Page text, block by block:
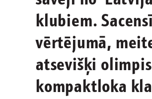
klubiem.
vērtējumā,
atsevišķi
kompaktloka